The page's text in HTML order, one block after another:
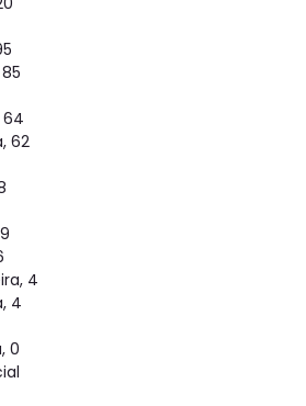
64
62
4
4
0